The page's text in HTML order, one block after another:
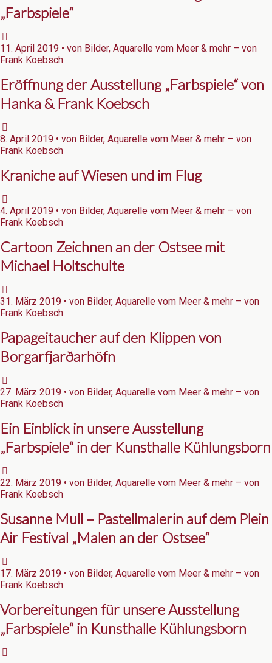
„Farbspiele“
11. April 2019 • von Bilder, Aquarelle vom Meer & mehr – von
Frank Koebsch
Eröffnung der Ausstellung „Farbspiele“ von
Hanka & Frank Koebsch
8. April 2019 • von Bilder, Aquarelle vom Meer & mehr – von
Frank Koebsch
Kraniche auf Wiesen und im Flug
4. April 2019 • von Bilder, Aquarelle vom Meer & mehr – von
Frank Koebsch
Cartoon Zeichnen an der Ostsee mit
Michael Holtschulte
31. März 2019 • von Bilder, Aquarelle vom Meer & mehr – von
Frank Koebsch
Papageitaucher auf den Klippen von
Borgarfjarðarhöfn
27. März 2019 • von Bilder, Aquarelle vom Meer & mehr – von
Frank Koebsch
Ein Einblick in unsere Ausstellung
„Farbspiele“ in der Kunsthalle Kühlungsborn
22. März 2019 • von Bilder, Aquarelle vom Meer & mehr – von
Frank Koebsch
Susanne Mull – Pastellmalerin auf dem Plein
Air Festival „Malen an der Ostsee“
17. März 2019 • von Bilder, Aquarelle vom Meer & mehr – von
Frank Koebsch
Vorbereitungen für unsere Ausstellung
„Farbspiele“ in Kunsthalle Kühlungsborn